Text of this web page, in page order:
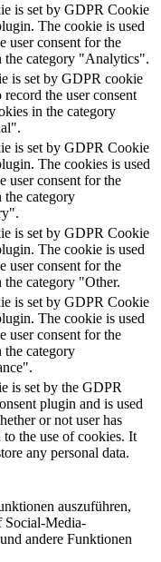
is set by GDPR Cookie
The cookie is used
user consent for the
the category "Analytics".
is set by GDPR cookie
record the user consent
in the category
is set by GDPR Cookie
The cookies is used
user consent for the
the category
is set by GDPR Cookie
The cookie is used
user consent for the
the category "Other.
is set by GDPR Cookie
The cookie is used
user consent for the
the category
is set by the GDPR
plugin and is used
or not user has
to the use of cookies. It
any personal data.
auszuführen,
Social-Media-
andere Funktionen